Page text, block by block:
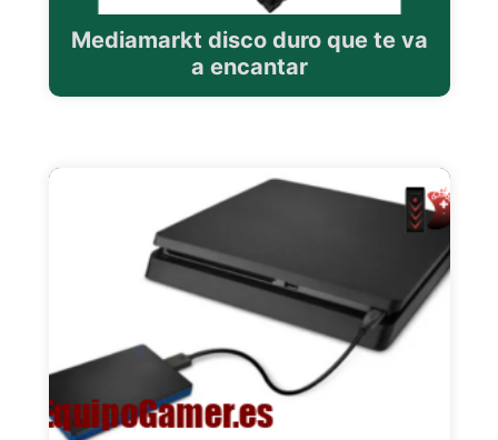
Mediamarkt disco duro que te va
a encantar